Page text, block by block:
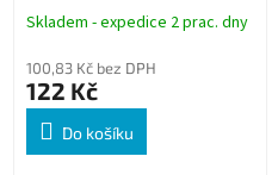
Skladem - expedice 2 prac. dny
100,83 Kč bez DPH
122 Kč
Do košíku